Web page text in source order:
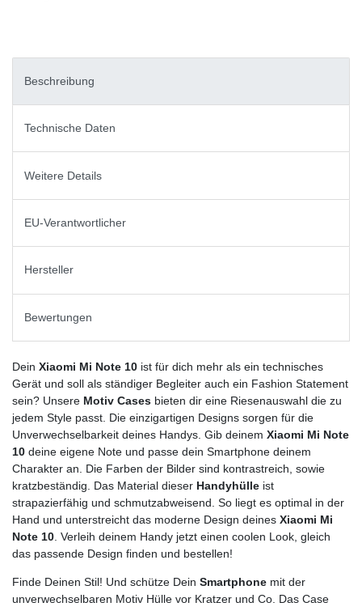
Beschreibung
Technische Daten
Weitere Details
EU-Verantwortlicher
Hersteller
Bewertungen
Dein Xiaomi Mi Note 10 ist für dich mehr als ein technisches
Gerät und soll als ständiger Begleiter auch ein Fashion Statement
sein? Unsere Motiv Cases bieten dir eine Riesenauswahl die zu
jedem Style passt. Die einzigartigen Designs sorgen für die
Unverwechselbarkeit deines Handys. Gib deinem Xiaomi Mi Note
10 deine eigene Note und passe dein Smartphone deinem
Charakter an. Die Farben der Bilder sind kontrastreich, sowie
kratzbeständig. Das Material dieser Handyhülle ist
strapazierfähig und schmutzabweisend. So liegt es optimal in der
Hand und unterstreicht das moderne Design deines Xiaomi Mi
Note 10 . Verleih deinem Handy jetzt einen coolen Look, gleich
das passende Design finden und bestellen!
Finde Deinen Stil! Und schütze Dein Smartphone mit der
unverwechselbaren Motiv Hülle vor Kratzer und Co. Das Case